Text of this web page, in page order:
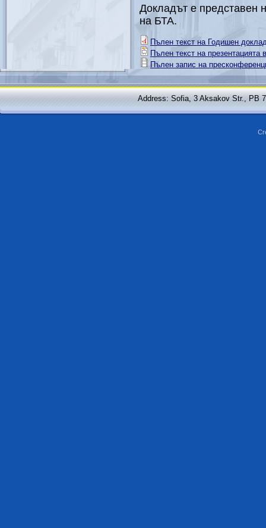
Докладът е представен
на БТА.
Пълен текст на Годишен
Пълен текст на презентацията
Пълен запис на
Address: Sofia, 3 Aksakov Str., PB